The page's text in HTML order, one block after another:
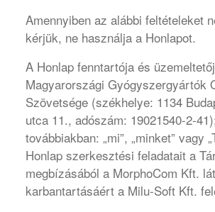
Amennyiben az alábbi feltételeket
kérjük, ne használja a Honlapot.
A Honlap fenntartója és
Magyarországi Gyógyszergyártók
Szövetsége (székhelye: 1134
utca 11., adószám: 19021540-2-
továbbiakban: „mi”, „minket” vagy
Honlap szerkesztési feladatait a
megbízásából a MorphoCom Kft.
karbantartásáért a Milu-Soft Kft.